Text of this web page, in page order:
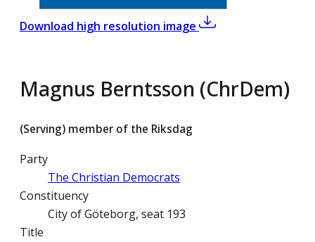
Download high resolution image ,Magnus Berntsson
Magnus Berntsson (ChrDem)
(Serving) member of the Riksdag
Party
The Christian Democrats
Constituency
City of Göteborg, seat 193
Title